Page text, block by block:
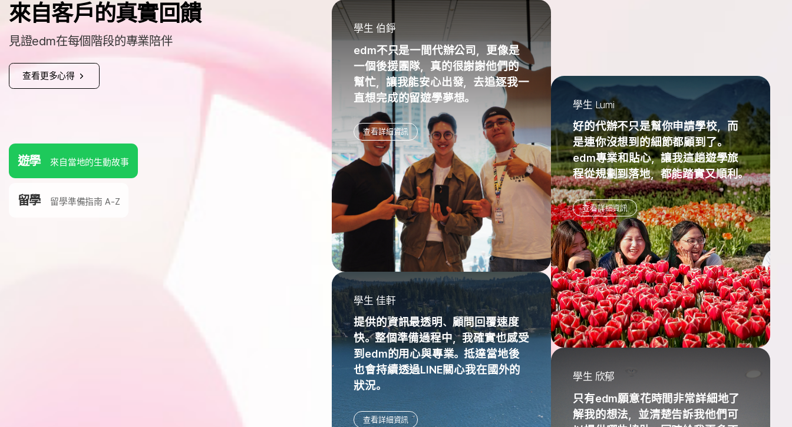
來自客戶的真實回饋
見證edm在每個階段的專業陪伴
查看更多心得
遊學 來自當地的生動故事
留學 留學準備指南 A-Z
學生 伯錚
edm不只是一間代辦公司，更像是
一個後援團隊，真的很謝謝他們的
幫忙，讓我能安心出發，去追逐我一
直想完成的留遊學夢想。
查看詳細資訊
學生 Lumi
好的代辦不只是幫你申請學校，而
是連你沒想到的細節都顧到了。
edm專業和貼心，讓我這趟遊學旅
程從規劃到落地，都能踏實又順利。
查看詳細資訊
學生 佳軒
提供的資訊最透明、顧問回覆速度
快。整個準備過程中，我確實也感受
到edm的用心與專業。抵達當地後
也會持續透過LINE關心我在國外的
狀況。
查看詳細資訊
學生 欣郁
只有edm願意花時間非常詳細地了
解我的想法，並清楚告訴我他們可